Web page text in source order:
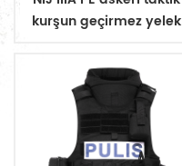
kurşun geçirmez yelek